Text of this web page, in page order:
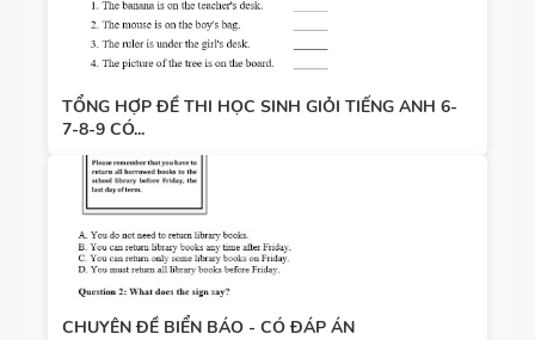
TỔNG HỢP ĐỀ THI HỌC SINH GIỎI TIẾNG ANH 6-
7-8-9 CÓ...
CHUYÊN ĐỀ BIỂN BÁO - CÓ ĐÁP ÁN